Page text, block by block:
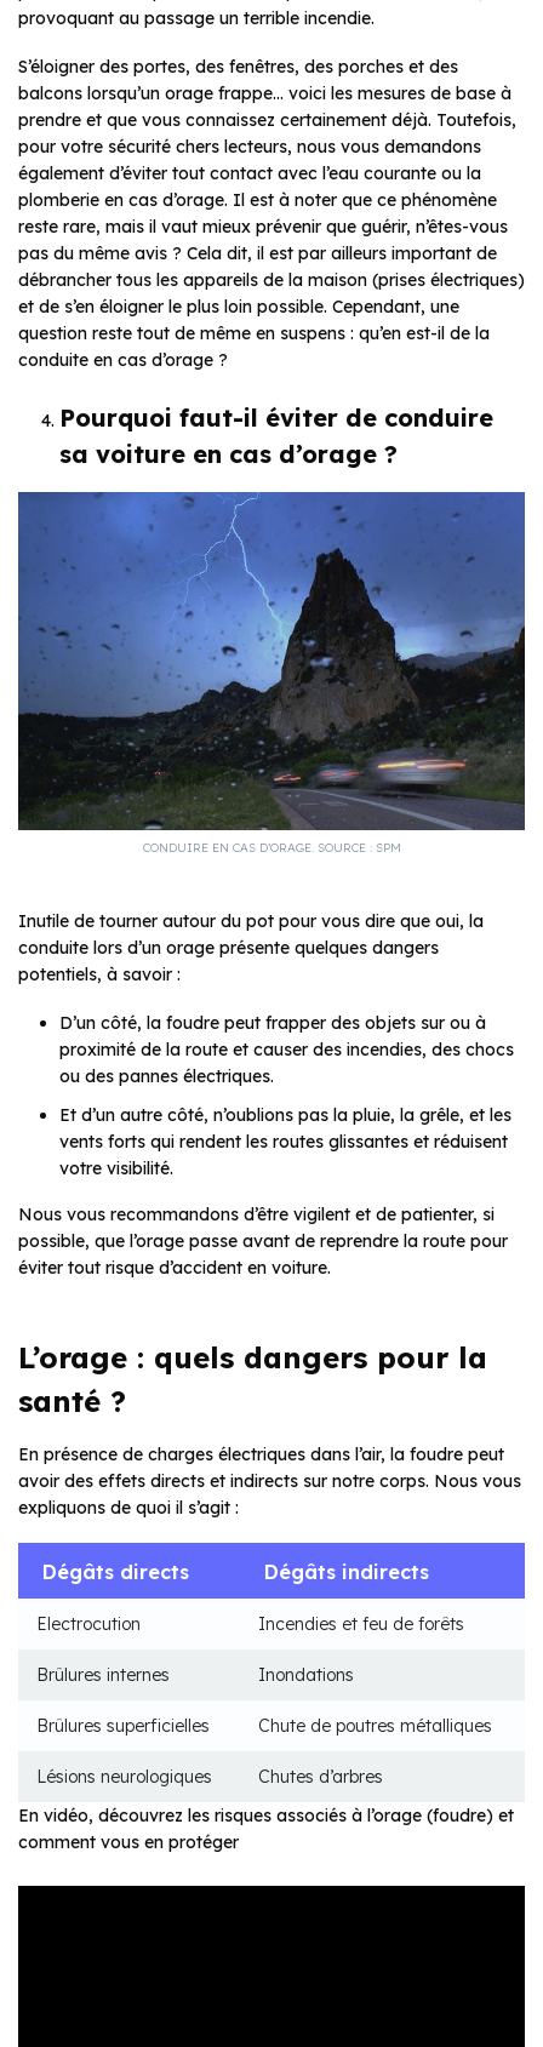
provoquant au passage un terrible incendie.
S’éloigner des portes, des fenêtres, des porches et des
balcons lorsqu’un orage frappe… voici les mesures de base à
prendre et que vous connaissez certainement déjà. Toutefois,
pour votre sécurité chers lecteurs, nous vous demandons
également d’éviter tout contact avec l’eau courante ou la
plomberie en cas d’orage. Il est à noter que ce phénomène
reste rare, mais il vaut mieux prévenir que guérir, n’êtes-vous
pas du même avis ? Cela dit, il est par ailleurs important de
débrancher tous les appareils de la maison (prises électriques)
et de s’en éloigner le plus loin possible. Cependant, une
question reste tout de même en suspens : qu’en est-il de la
conduite en cas d’orage ?
Pourquoi faut-il éviter de conduire
sa voiture en cas d’orage ?
CONDUIRE EN CAS D’ORAGE. SOURCE : SPM
Inutile de tourner autour du pot pour vous dire que oui, la
conduite lors d’un orage présente quelques dangers
potentiels, à savoir :
D’un côté, la foudre peut frapper des objets sur ou à
proximité de la route et causer des incendies, des chocs
ou des pannes électriques.
Et d’un autre côté, n’oublions pas la pluie, la grêle, et les
vents forts qui rendent les routes glissantes et réduisent
votre visibilité.
Nous vous recommandons d’être vigilent et de patienter, si
possible, que l’orage passe avant de reprendre la route pour
éviter tout risque d’accident en voiture.
L’orage : quels dangers pour la
santé ?
En présence de charges électriques dans l’air, la foudre peut
avoir des effets directs et indirects sur notre corps. Nous vous
expliquons de quoi il s’agit :
Dégâts directs Dégâts indirects
Electrocution Incendies et feu de forêts
Brûlures internes Inondations
Brûlures superficielles Chute de poutres métalliques
Lésions neurologiques
Chutes d’arbres
En vidéo, découvrez les risques associés à l’orage (foudre) et
comment vous en protéger